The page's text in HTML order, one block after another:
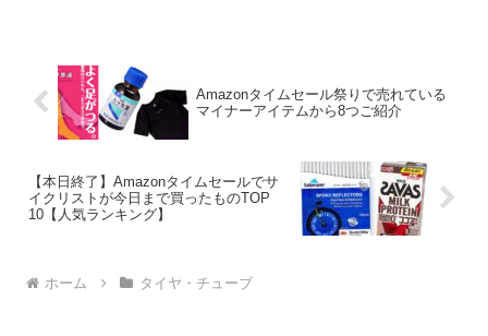
Amazonタイムセール祭りで売れている
マイナーアイテムから8つご紹介
【本日終了】Amazonタイムセールでサ
イクリストが今日まで買ったものTOP
10【人気ランキング】
ホーム タイヤ・チューブ